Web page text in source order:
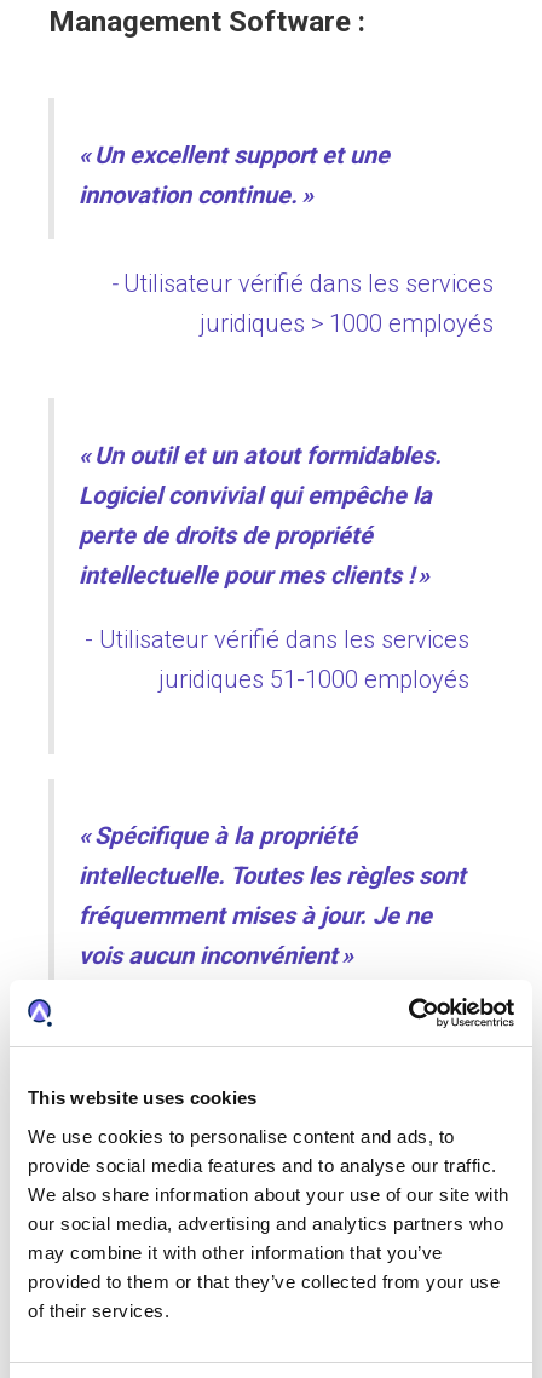
This website uses cookies
We use cookies to personalise content and ads, to
provide social media features and to analyse our traffic.
We also share information about your use of our site with
our social media, advertising and analytics partners who
may combine it with other information that you’ve
provided to them or that they’ve collected from your use
of their services.
Management Software :
« Un excellent support et une
innovation continue. »
- Utilisateur vérifié dans les services
juridiques > 1000 employés
« Un outil et un atout formidables.
Logiciel convivial qui empêche la
perte de droits de propriété
intellectuelle pour mes clients ! »
- Utilisateur vérifié dans les services
juridiques 51-1000 employés
« Spécifique à la propriété
intellectuelle. Toutes les règles sont
fréquemment mises à jour. Je ne
vois aucun inconvénient »
- Utilisateur vérifié dans un cabinet
Pourquoi nos utilisateurs aiment-ils PATTSY
WAVE ?
PATTSY WAVE est un puissant outil de gestion
automatisée de la propriété intellectuelle. Il
aide les départements de propriété